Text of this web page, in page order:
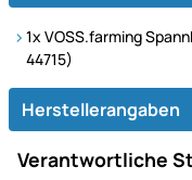
1x VOSS.farming
44715)
Herstellerangaben
Verantwortliche